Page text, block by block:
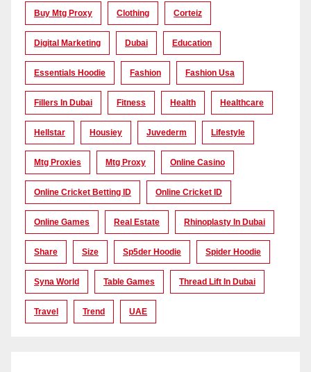
Buy Mtg Proxy Clothing Corteiz
Digital Marketing Dubai Education
Essentials Hoodie Fashion Fashion Usa
Fillers In Dubai Fitness Health Healthcare
Hellstar Housiey Juvederm Lifestyle
Mtg Proxies Mtg Proxy Online Casino
Online Cricket Betting ID Online Cricket ID
Online Games Real Estate Rhinoplasty In Dubai
Share Size Sp5der Hoodie Spider Hoodie
Syna World Table Games Thread Lift In Dubai
Travel Trend UAE